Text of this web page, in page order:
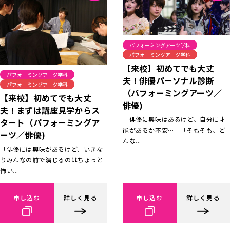
パフォーミングアーツ学科
パフォーミングアーツ学科
【来校】初めてでも大丈
夫！まずは講座見学からス
タート（パフォーミングア
ーツ／俳優)
「俳優には興味があるけど、いきな
りみんなの前で演じるのはちょっと
怖い...
申し込む 詳しく見る
パフォーミングアーツ学科
パフォーミングアーツ学科
【来校】初めてでも大丈
夫！俳優パーソナル診断
（パフォーミングアーツ／
俳優)
「俳優に興味はあるけど、自分に才
能があるか不安…」「そもそも、ど
んな...
申し込む 詳しく見る